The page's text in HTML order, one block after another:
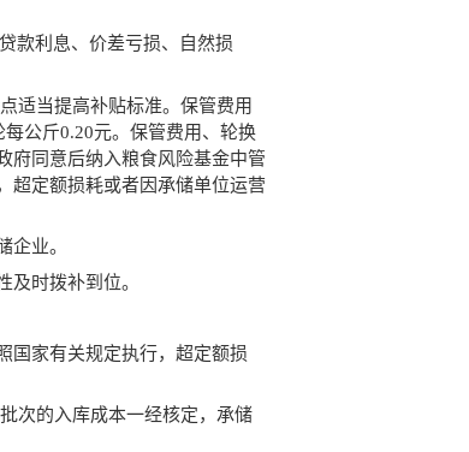
款利息、价差亏损、自然损
适当提高补贴标准。保管费用
公斤0.20元。保管费用、轮换
府同意后纳入粮食风险基金中管
超定额损耗或者因承储单位运营
业。
时拨补到位。
国家有关规定执行，超定额损
次的入库成本一经核定，承储